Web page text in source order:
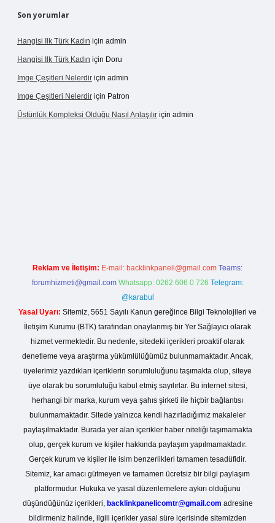
Son yorumlar
Hangisi Ilk Türk Kadın için admin
Hangisi Ilk Türk Kadın için Doru
Imge Çeşitleri Nelerdir için admin
Imge Çeşitleri Nelerdir için Patron
Üstünlük Kompleksi Olduğu Nasıl Anlaşılır için admin
Reklam ve İletişim: E-mail: backlinkpaneli@gmail.com Teams:
forumhizmeti@gmail.com Whatsapp: 0262 606 0 726 Telegram:
@karabul
Yasal Uyarı: Sitemiz, 5651 Sayılı Kanun gereğince Bilgi Teknolojileri ve
İletişim Kurumu (BTK) tarafından onaylanmış bir Yer Sağlayıcı olarak
hizmet vermektedir. Bu nedenle, sitedeki içerikleri proaktif olarak
denetleme veya araştırma yükümlülüğümüz bulunmamaktadır. Ancak,
üyelerimiz yazdıkları içeriklerin sorumluluğunu taşımakta olup, siteye
üye olarak bu sorumluluğu kabul etmiş sayılırlar. Bu internet sitesi,
herhangi bir marka, kurum veya şahıs şirketi ile hiçbir bağlantısı
bulunmamaktadır. Sitede yalnızca kendi hazırladığımız makaleler
paylaşılmaktadır. Burada yer alan içerikler haber niteliği taşımamakta
olup, gerçek kurum ve kişiler hakkında paylaşım yapılmamaktadır.
Gerçek kurum ve kişiler ile isim benzerlikleri tamamen tesadüfidir.
Sitemiz, kar amacı gütmeyen ve tamamen ücretsiz bir bilgi paylaşım
platformudur. Hukuka ve yasal düzenlemelere aykırı olduğunu
düşündüğünüz içerikleri, backlinkpanelicomtr@gmail.com adresine
bildirmeniz halinde, ilgili içerikler yasal süre içerisinde sitemizden